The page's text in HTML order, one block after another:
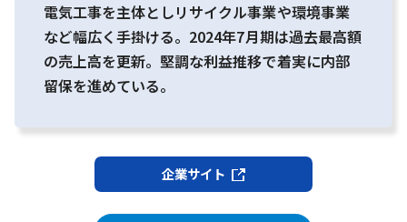
電気工事を主体としリサイクル事業や環境事業
など幅広く手掛ける。2024年7月期は過去最高額
の売上高を更新。堅調な利益推移で着実に内部
留保を進めている。
企業サイト